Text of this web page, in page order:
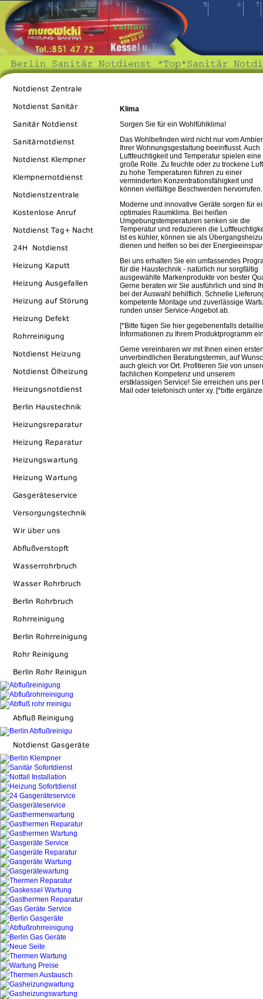
Klima
Sorgen Sie für ein Wohlfühlklima!
Das Wohlbefinden wird nicht nur vom
Ihrer Wohnungsgestaltung beeinflusst. Auch
Luftfeuchtigkeit und Temperatur spielen eine
große Rolle. Zu feuchte oder zu trockene
zu hohe Temperaturen führen zu einer
verminderten Konzentrationsfähigkeit und
können vielfältige Beschwerden hervorrufen.
Moderne und innovative Geräte sorgen für
optimales Raumklima. Bei heißen
Umgebungstemperaturen senken sie die
Temperatur und reduzieren die
Ist es kühler, können sie als
dienen und helfen so bei der
Bei uns erhalten Sie ein umfassendes
für die Haustechnik - natürlich nur sorgfältig
ausgewählte Markenprodukte von bester
Gerne beraten wir Sie ausführlich und sind
bei der Auswahl behilflich. Schnelle
kompetente Montage und zuverlässige
runden unser Service-Angebot ab.
[*Bitte fügen Sie hier gegebenenfalls
Informationen zu Ihrem Produktprogramm
Gerne vereinbaren wir mit Ihnen einen
unverbindlichen Beratungstermin, auf
auch gleich vor Ort. Profitieren Sie von
fachlichen Kompetenz und unserem
erstklassigen Service! Sie erreichen uns per
Mail oder telefonisch unter xy. [*bitte